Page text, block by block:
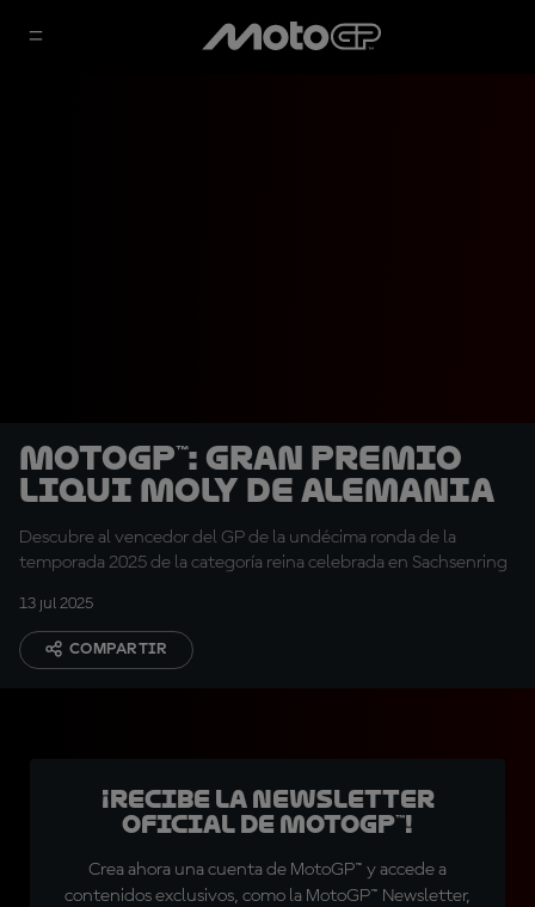
MotoGP™: Gran Premio
Liqui Moly de Alemania
Descubre al vencedor del GP de la undécima ronda de la
temporada 2025 de la categoría reina celebrada en Sachsenring
13 jul 2025
COMPARTIR
¡Recibe la Newsletter
oficial de MotoGP™!
Crea ahora una cuenta de MotoGP™ y accede a
contenidos exclusivos, como la MotoGP™ Newsletter,